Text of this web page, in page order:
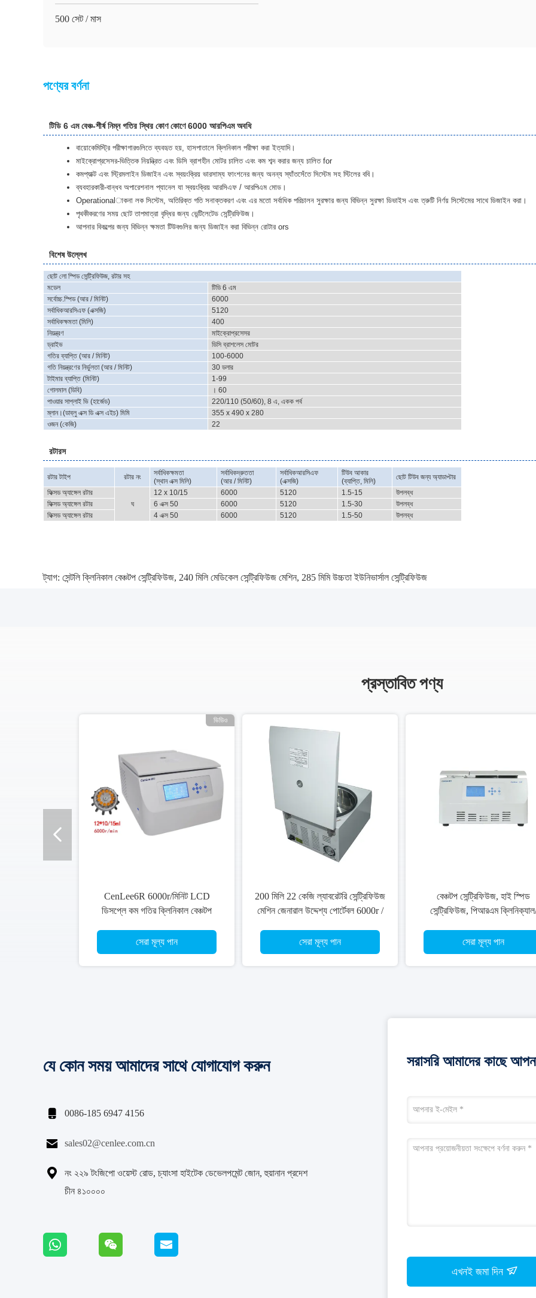
500 সেট / মাস
পণ্যের বর্ণনা
টিডি 6 এম বেঞ্চ-শীর্ষ নিম্ন গতির স্থির কোণ কোণে 6000 আরপিএম অবধি
বায়োকেমিস্ট্রি পরীক্ষাগারগুলিতে ব্যবহৃত হয়, হাসপাতালে ক্লিনিকাল পরীক্ষা করা ইত্যাদি।
মাইক্রোপ্রসেসর-ভিত্তিক নিয়ন্ত্রিত এবং ডিসি ব্রাশহীন মোটর চালিত এবং কম শব্দ করার জন্য চালিত for
কমপ্যাক্ট এবং স্ট্রিমলাইন ডিজাইন এবং স্বয়ংক্রিয় ভারসাম্য ফাংশনের জন্য অনন্য স্যাঁতসেঁতে সিস্টেম সহ স্টিলের ববি।
ব্যবহারকারী-বান্ধব অপারেশনাল প্যানেল যা স্বয়ংক্রিয় আরসিএফ / আরপিএম মোড।
Operationalাকনা লক সিস্টেম, অতিরিক্ত গতি সনাক্তকরণ এবং এর মতো সর্বাধিক পরিচালন সুরক্ষার জন্য বিভিন্ন সুরক্ষা ডিভাইস এবং ত্রুটি নির্ণয় সিস্টেমের সাথে ডিজাইন করা।
পৃথকীকরণের সময় ছোট তাপমাত্রা বৃদ্ধির জন্য ভেন্টিলেটেড সেন্ট্রিফিউজ।
আপনার বিকল্পের জন্য বিভিন্ন ক্ষমতা টিউবগুলির জন্য ডিজাইন করা বিভিন্ন রোটার ors
বিশেষ উল্লেখ
ছোট লো স্পিড সেন্ট্রিফিউজ, রটার সহ
মডেল
টিডি 6 এম
সর্বোচ্চ.স্পিড (আর / মিনিট)
6000
সর্বাধিকআরসিএফ (এক্সজি)
5120
সর্বাধিকক্ষমতা (মিলি)
400
নিয়ন্ত্রণ
মাইক্রোপ্রসেসর
ড্রাইভ
ডিসি ব্রাশলেস মোটর
গতির ব্যাপ্তি (আর / মিনিট)
100-6000
গতি নিয়ন্ত্রণের নির্ভুলতা (আর / মিনিট)
30 ডলার
টাইমার ব্যাপ্তি (মিনিট)
1-99
গোলমাল (ডিবি)
। 60
পাওয়ার সাপ্লাই ভি (হার্জেড)
220/110 (50/60), 8 এ, একক পর্ব
ম্লান।(ডাব্লু এক্স ডি এক্স এইচ) মিমি
355 x 490 x 280
ওজন (কেজি)
22
রটারস
রটার টাইপ রটার নং
সর্বাধিকক্ষমতা
(স্থান এক্স মিলি)
সর্বাধিকদ্রুততা
(আর / মিনিট)
সর্বাধিকআরসিএফ
(এক্সজি)
টিউব আকার
(ব্যাপ্তি, মিলি)
ছোট টিউব জন্য অ্যাডাপ্টার
ফিক্সড অ্যাঙ্গেল রটার
ঘ
12 x 10/15 6000 5120 1.5-15
উপলব্ধ
ফিক্সড অ্যাঙ্গেল রটার
6 এক্স 50 6000 5120 1.5-30
উপলব্ধ
ফিক্সড অ্যাঙ্গেল রটার
4 এক্স 50 6000 5120 1.5-50 উপলব্ধ
ট্যাগ: সেন্টলি ক্লিনিকাল বেঞ্চটপ সেন্ট্রিফিউজ, 240 মিলি মেডিকেল সেন্ট্রিফিউজ মেশিন, 285 মিমি উচ্চতা ইউনিভার্সাল সেন্ট্রিফিউজ
প্রস্তাবিত পণ্য
ভিডিও
CenLee6R 6000r/মিনিট LCD
ডিসপ্লে কম গতির ক্লিনিকাল বেঞ্চটপ
সেরা মূল্য পান
200 মিলি 22 কেজি ল্যাবরেটরি সেন্ট্রিফিউজ
মেশিন জেনারাল উদ্দেশ্য পোর্টেবল 6000r /
সেরা মূল্য পান
বেঞ্চটপ সেন্ট্রিফিউজ, হাই স্পিড
সেন্ট্রিফিউজ, পিআরএম
টাইপ সেন্ট্রিফিউজ মেশিন
সেরা মূল্য পান
যে কোন সময় আমাদের সাথে যোগাযোগ করুন
 0086-185 6947 4156
 sales02@cenlee.com.cn

নং ২২৯ টংজিপো ওয়েস্ট রোড, চ্যাংসা হাইটেক ডেভেলপমেন্ট জোন, হুয়ানান প্রদেশ
চীন ৪১০০০০
সরাসরি আমাদের কাছে
এখনই জমা দিন